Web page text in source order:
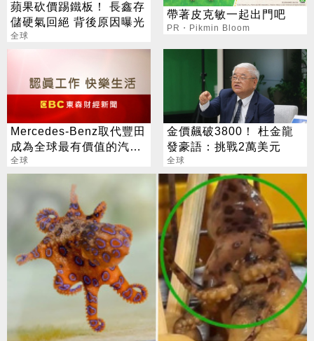
蘋果砍價踢鐵板！ 長鑫存
儲硬氣回絕 背後原因曝光
全球
帶著皮克敏一起出門吧
PR・Pikmin Bloom
Mercedes-Benz取代豐田
成為全球最有價值的汽車
品牌
全球
金價飆破3800！ 杜金龍
發豪語：挑戰2萬美元
全球